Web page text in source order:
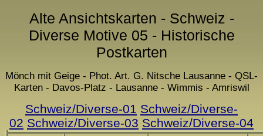
Alte Ansichtskarten - Schweiz -
Diverse Motive 05 - Historische
Postkarten
Mönch mit Geige - Phot. Art. G. Nitsche Lausanne - QSL-
Karten - Davos-Platz - Lausanne - Wimmis - Amriswil
Schweiz/Diverse-01 Schweiz/Diverse-
02 Schweiz/Diverse-03 Schweiz/Diverse-04